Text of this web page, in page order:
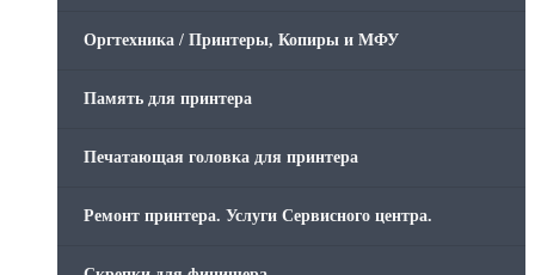
Оргтехника / Принтеры, Копиры и МФУ
Память для принтера
Печатающая головка для принтера
Ремонт принтера. Услуги Сервисного центра.